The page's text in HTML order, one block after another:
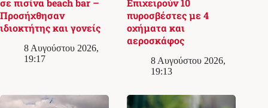
σε πισίνα beach bar –
Προσήχθησαν
ιδιοκτήτης και γονείς
8 Αυγούστου 2026,
19:17
Επιχειρούν 10
πυροσβέστες με 4
οχήματα και
αεροσκάφος
8 Αυγούστου 2026,
19:13